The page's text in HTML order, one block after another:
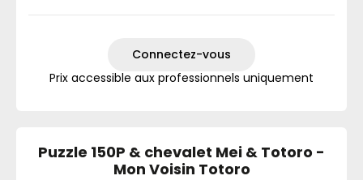
Connectez-vous
Prix accessible aux professionnels uniquement
Puzzle 150P & chevalet Mei & Totoro -
Mon Voisin Totoro